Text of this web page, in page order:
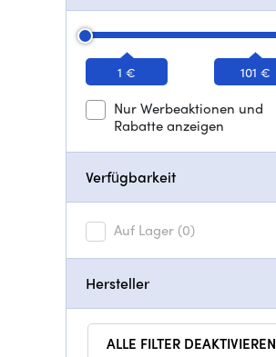
1 € 101 €
Nur Werbeaktionen und
Rabatte anzeigen
Verfügbarkeit
Auf Lager (0)
Hersteller
ALLE FILTER DEAKTIVIEREN